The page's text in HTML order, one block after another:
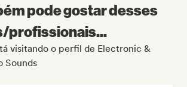
pode gostar desses
profissionais...
visitando o perfil de Electronic &
Sounds